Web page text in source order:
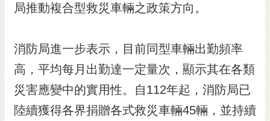
箱
日
本
語
隱
局推動複合型救災車輛之政策方向。
消防局進一步表示，目前同型車輛出勤頻率
高，平均每月出勤達一定量次，顯示其在各類
災害應變中的實用性。自112年起，消防局已
陸續獲得各界捐贈各式救災車輛45輛，並持續